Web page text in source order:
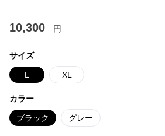
10,300 円
サイズ
L XL
カラー
ブラック グレー